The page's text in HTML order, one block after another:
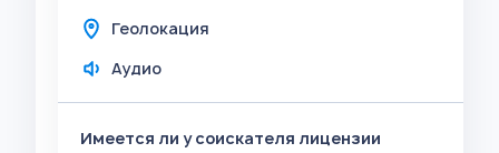
Геолокация
Аудио
Имеется ли у соискателя лицензии